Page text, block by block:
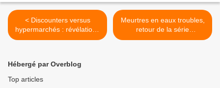
< Discounters versus
hypermarchés : révélations
sur la nouvelle bataille des
Meurtres en eaux troubles,
retour de la série
allemande, ce soir à 21h10
Hébergé par Overblog
Top articles